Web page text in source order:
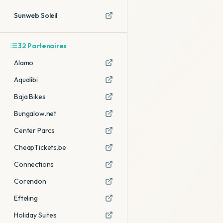
Sunweb Soleil
32 Partenaires
Alamo
Aqualibi
Baja Bikes
Bungalow.net
Center Parcs
CheapTickets.be
Connections
Corendon
Efteling
Holiday Suites